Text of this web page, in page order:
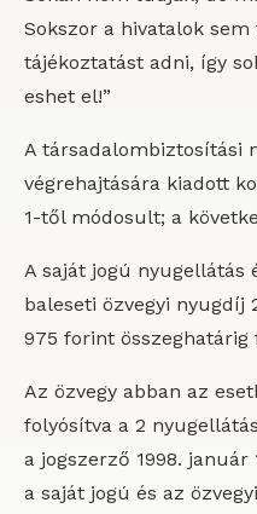
Sokszor a hivatalok
tájékoztatást adni, így
eshet el!”
A társadalombiztosítási
végrehajtására kiadott
1-től módosult; a
A saját jogú nyugellátás
baleseti özvegyi nyugdíj
975 forint
Az özvegy abban az
folyósítva a 2
a jogszerző 1998.
a saját jogú és az